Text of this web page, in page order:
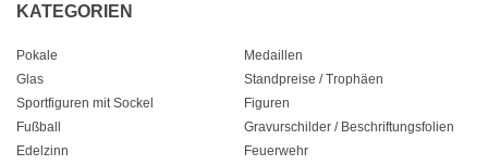
KATEGORIEN
Pokale
Medaillen
Glas
Standpreise / Trophäen
Sportfiguren mit Sockel
Figuren
Fußball
Gravurschilder / Beschriftungsfolien
Edelzinn
Feuerwehr